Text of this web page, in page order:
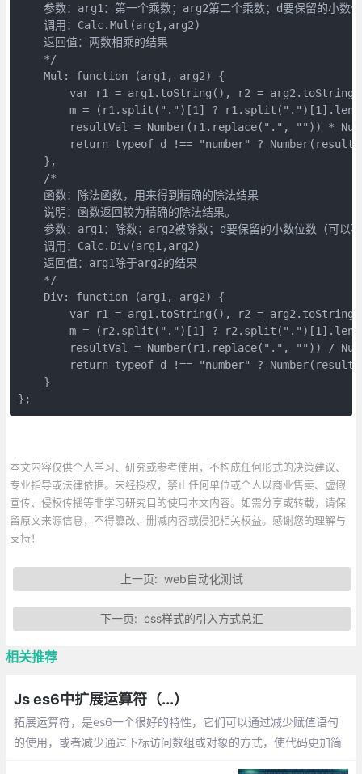
参数：arg1：第一个乘数；arg2第二个乘数；d要保留的小数
    调用：Calc.Mul(arg1,arg2)
    返回值：两数相乘的结果
    */
    Mul: function (arg1, arg2) {
var r1 = arg1.toString(), r2 =
m = (r1.split(".")[1] ?
resultVal = Number(r1.replace(".", "")) *
return typeof d !== "number" ?
    },
    /*
    函数：除法函数，用来得到精确的除法结果
    说明：函数返回较为精确的除法结果。
参数：arg1：除数；arg2被除数；d要保留的小数位数（可以
    调用：Calc.Div(arg1,arg2)
    返回值：arg1除于arg2的结果
    */
    Div: function (arg1, arg2) {
var r1 = arg1.toString(), r2 =
m = (r2.split(".")[1] ?
resultVal = Number(r1.replace(".", "")) /
return typeof d !== "number" ?
    }
};
本文内容仅供个人学习、研究或参考使用，不构成任何形式的决策建议、
专业指导或法律依据。未经授权，禁止任何单位或个人以商业售卖、虚假
宣传、侵权传播等非学习研究目的使用本文内容。如需分享或转载，请保
留原文来源信息，不得篡改、删减内容或侵犯相关权益。感谢您的理解与
支持！
上一页: web自动化测试
下一页: css样式的引入方式总汇
相关推荐
Js es6中扩展运算符（...）
拓展运算符，是es6一个很好的特性，它们可以通过减少赋值语句
的使用，或者减少通过下标访问数组或对象的方式，使代码更加简